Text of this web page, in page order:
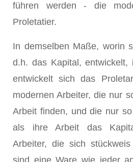
führen werden - die
Proletatier.
In demselben Maße, worin
d.h. das Kapital, entwickelt,
entwickelt sich das
modernen Arbeiter, die nur
Arbeit finden, und die nur
als ihre Arbeit das
Arbeiter, die sich
sind eine Ware wie jeder